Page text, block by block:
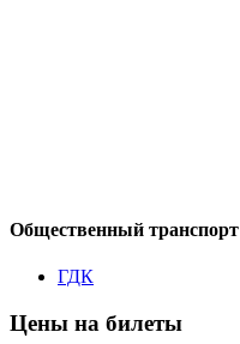
Общественный транспорт
ГДК
Цены на билеты